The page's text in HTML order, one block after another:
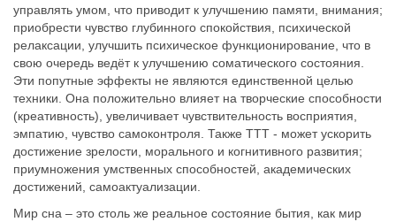
управлять умом, что приводит к улучшению памяти, внимания;
приобрести чувство глубинного спокойствия, психической
релаксации, улучшить психическое функционирование, что в
свою очередь ведёт к улучшению соматического состояния.
Эти попутные эффекты не являются единственной целью
техники. Она положительно влияет на творческие способности
(креативность), увеличивает чувствительность восприятия,
эмпатию, чувство самоконтроля. Также ТТТ - может ускорить
достижение зрелости, морального и когнитивного развития;
приумножения умственных способностей, академических
достижений, самоактуализации.
Мир сна – это столь же реальное состояние бытия, как мир